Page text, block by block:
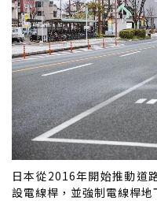
日本從2016年開始推動道
設電線桿，並強制電線桿